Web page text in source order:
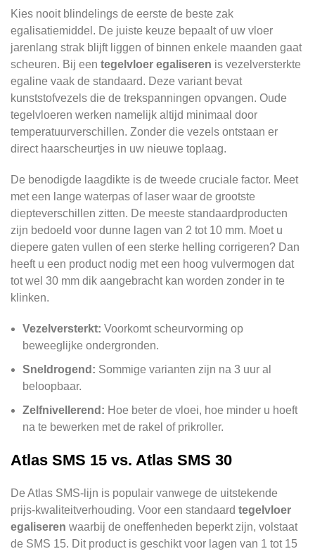
Kies nooit blindelings de eerste de beste zak
egalisatiemiddel. De juiste keuze bepaalt of uw vloer
jarenlang strak blijft liggen of binnen enkele maanden gaat
scheuren. Bij een tegelvloer egaliseren is vezelversterkte
egaline vaak de standaard. Deze variant bevat
kunststofvezels die de trekspanningen opvangen. Oude
tegelvloeren werken namelijk altijd minimaal door
temperatuurverschillen. Zonder die vezels ontstaan er
direct haarscheurtjes in uw nieuwe toplaag.
De benodigde laagdikte is de tweede cruciale factor. Meet
met een lange waterpas of laser waar de grootste
diepteverschillen zitten. De meeste standaardproducten
zijn bedoeld voor dunne lagen van 2 tot 10 mm. Moet u
diepere gaten vullen of een sterke helling corrigeren? Dan
heeft u een product nodig met een hoog vulvermogen dat
tot wel 30 mm dik aangebracht kan worden zonder in te
klinken.
Vezelversterkt: Voorkomt scheurvorming op
beweeglijke ondergronden.
Sneldrogend: Sommige varianten zijn na 3 uur al
beloopbaar.
Zelfnivellerend: Hoe beter de vloei, hoe minder u hoeft
na te bewerken met de rakel of prikroller.
Atlas SMS 15 vs. Atlas SMS 30
De Atlas SMS-lijn is populair vanwege de uitstekende
prijs-kwaliteitverhouding. Voor een standaard tegelvloer
egaliseren waarbij de oneffenheden beperkt zijn, volstaat
de SMS 15. Dit product is geschikt voor lagen van 1 tot 15